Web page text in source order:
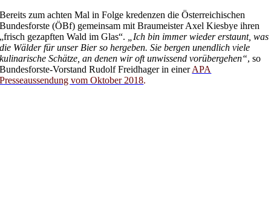
Bereits zum achten Mal in Folge kredenzen die Österreichischen
Bundesforste (ÖBf) gemeinsam mit Braumeister Axel Kiesbye ihren
„frisch gezapften Wald im Glas“.
„Ich bin immer wieder erstaunt, was
die Wälder für unser Bier so hergeben. Sie bergen unendlich viele
kulinarische Schätze, an denen wir oft unwissend vorübergehen“, so
Bundesforste-Vorstand Rudolf Freidhager in einerAPA
Presseaussendung vom Oktober 2018.